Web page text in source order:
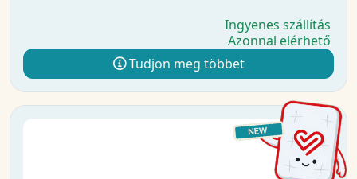
Ingyenes szállítás
Azonnal elérhető
Tudjon meg többet